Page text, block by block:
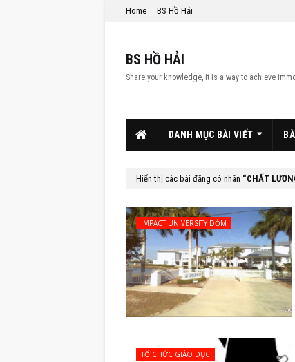
Home BS Hồ Hải
BS HỒ HẢI
Share your knowledge, it is a way to achieve
DANH MỤC BÀI VIẾT
Hiển thị các bài đăng có nhãn CHẤT
IMPACT UNIVERSITY DỎM
TỔ CHỨC GIÁO DỤC